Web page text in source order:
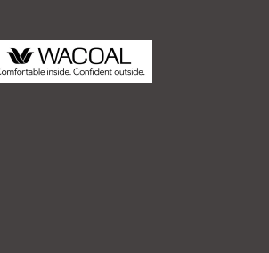
Wacoal Public Company Limited